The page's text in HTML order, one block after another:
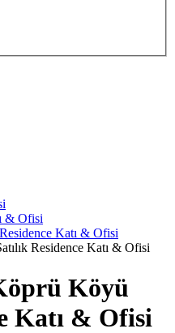
& Ofisi
Katı & Ofisi
Residence Katı & Ofisi
Köyü
Katı & Ofisi